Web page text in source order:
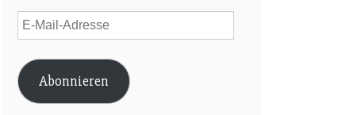
E-
Mail-
Adresse
Abonnieren